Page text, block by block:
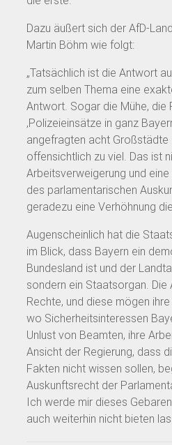
Dazu äußert sich der AfD-
Martin Böhm wie folgt:
„Tatsächlich ist die Antwort
zum selben Thema eine
Antwort. Sogar die Mühe, die
‚Polizeieinsätze in ganz
angefragten acht Großstädte
offensichtlich zu viel. Das ist
Arbeitsverweigerung und
des parlamentarischen
geradezu eine Verhöhnung
Augenscheinlich hat die
im Blick, dass Bayern ein
Bundesland ist und der
sondern ein Staatsorgan. Die
Rechte, und diese mögen
wo Sicherheitsinteressen
Unlust von Beamten, ihre
Ansicht der Regierung, dass
Fakten nicht wissen sollen,
Auskunftsrecht der
Ich werde mir dieses
auch weiterhin nicht bieten